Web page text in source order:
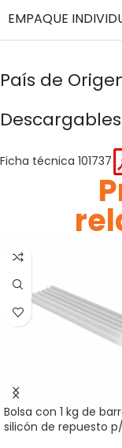
EMPAQUE
País de
Descargables
Ficha técnica 101737
Bolsa con 1 kg de
silicón de repuesto p/